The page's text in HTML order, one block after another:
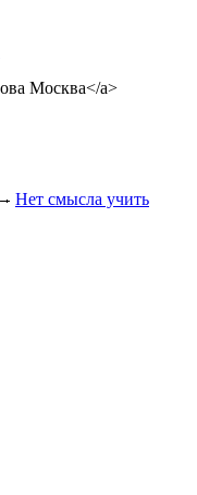
Москва</a>
Нет смысла учить